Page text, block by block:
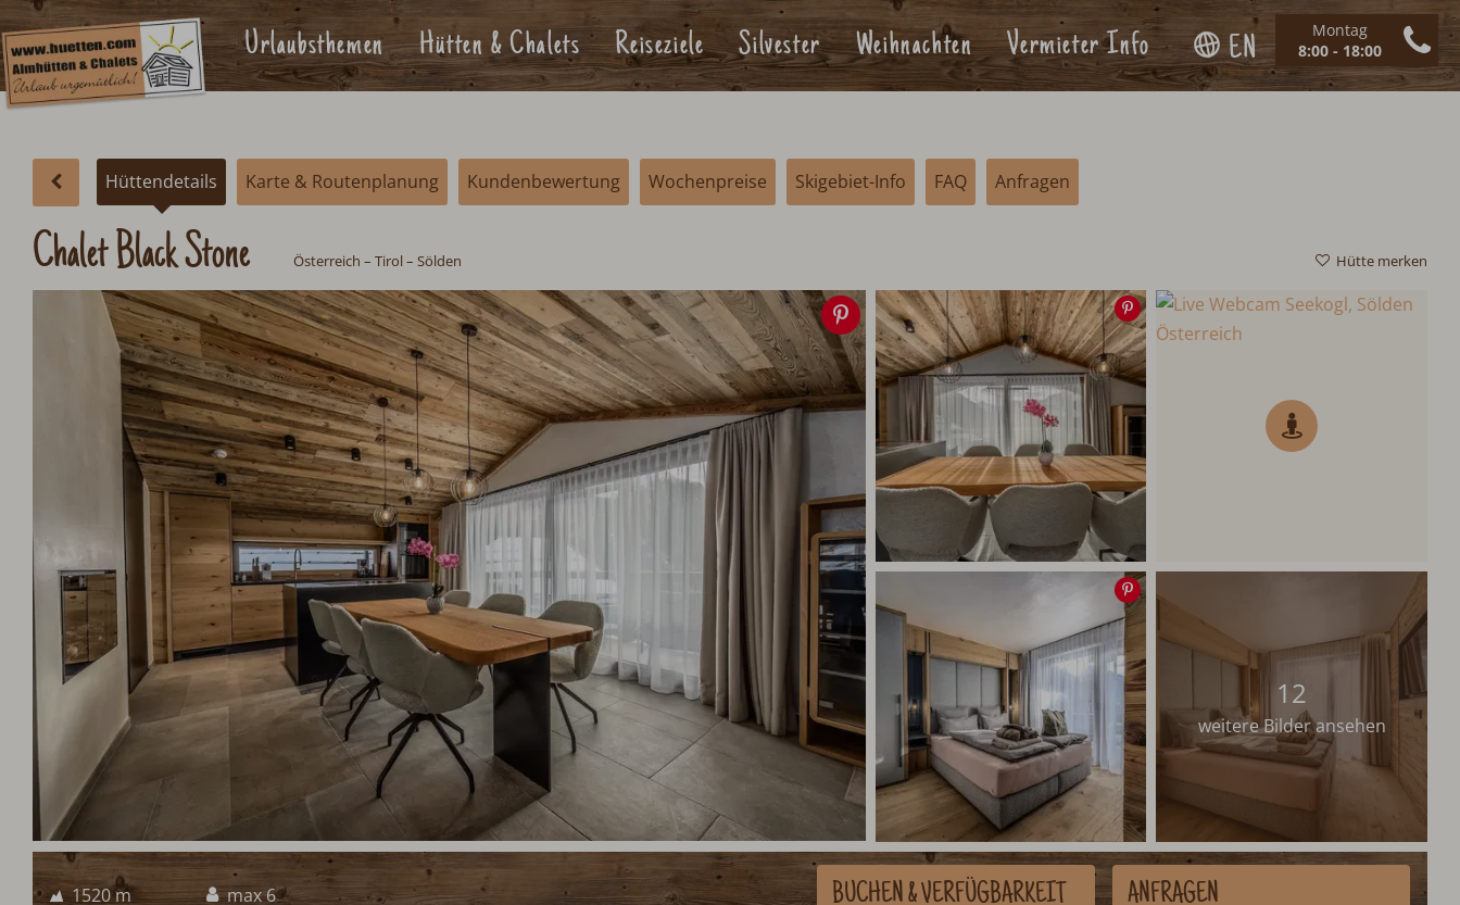
Montag
8:00 - 18:00
Urlaubsthemen Hütten & Chalets Reiseziele Silvester Weihnachten Vermieter Info EN
Hüttendetails Karte & Routenplanung Kundenbewertung Wochenpreise Skigebiet-Info FAQ Anfragen
Hütte merken
Chalet Black Stone Österreich – Tirol– Sölden
Speichern Speichern
Speichern
12
weitere Bilder ansehen
1520 m max 6 BUCHEN& VERFÜGBARKEIT ANFRAGEN